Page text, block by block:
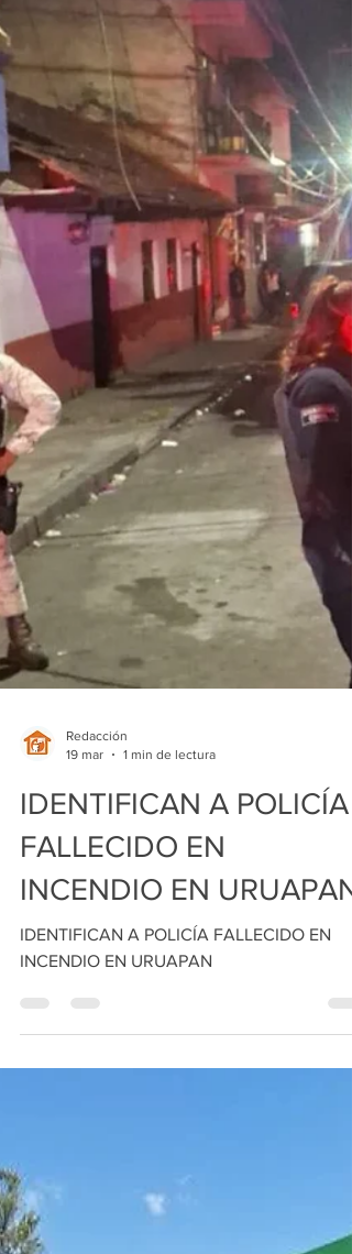
RESISTIRSE A ASALTO EN URUAPAN
19 mar
1 min de lectura
FALLECIDO EN
INCENDIO EN URUAPAN